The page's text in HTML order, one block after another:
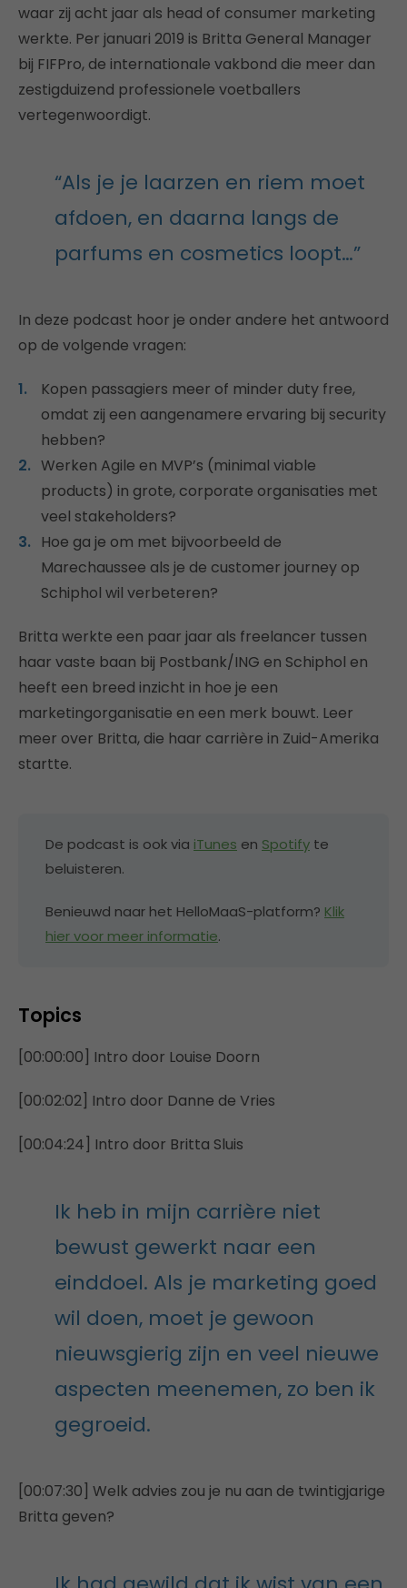
waar zij acht jaar als head of consumer marketing
werkte. Per januari 2019 is Britta General Manager
bij FIFPro, de internationale vakbond die meer dan
zestigduizend professionele voetballers
vertegenwoordigt.
“Als je je laarzen en riem moet
afdoen, en daarna langs de
parfums en cosmetics loopt…”
In deze podcast hoor je onder andere het antwoord
op de volgende vragen:
Kopen passagiers meer of minder duty free,
omdat zij een aangenamere ervaring bij security
hebben?
Werken Agile en MVP’s (minimal viable
products) in grote, corporate organisaties met
veel stakeholders?
Hoe ga je om met bijvoorbeeld de
Marechaussee als je de customer journey op
Schiphol wil verbeteren?
Britta werkte een paar jaar als freelancer tussen
haar vaste baan bij Postbank/ING en Schiphol en
heeft een breed inzicht in hoe je een
marketingorganisatie en een merk bouwt. Leer
meer over Britta, die haar carrière in Zuid-Amerika
startte.
De podcast is ook via iTunes en Spotify te
beluisteren.
Benieuwd naar het HelloMaaS-platform? Klik
hier voor meer informatie.
Topics
[00:00:00] Intro door Louise Doorn
[00:02:02] Intro door Danne de Vries
[00:04:24] Intro door Britta Sluis
Ik heb in mijn carrière niet
bewust gewerkt naar een
einddoel. Als je marketing goed
wil doen, moet je gewoon
nieuwsgierig zijn en veel nieuwe
aspecten meenemen, zo ben ik
gegroeid.
[00:07:30] Welk advies zou je nu aan de twintigjarige
Britta geven?